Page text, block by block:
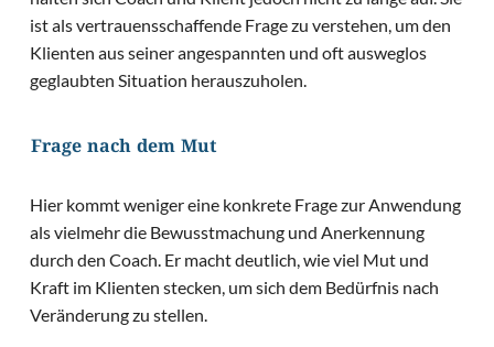
ist als vertrauensschaffende Frage zu verstehen, um den
Klienten aus seiner angespannten und oft ausweglos
geglaubten Situation herauszuholen.
Frage nach dem Mut
Hier kommt weniger eine konkrete Frage zur Anwendung
als vielmehr die Bewusstmachung und Anerkennung
durch den Coach. Er macht deutlich, wie viel Mut und
Kraft im Klienten stecken, um sich dem Bedürfnis nach
Veränderung zu stellen.